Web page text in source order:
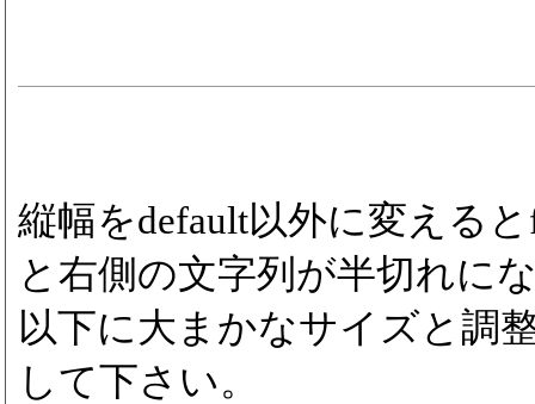
縦幅をdefault以外に変える
と右側の文字列が半切れに
以下に大まかなサイズと調
して下さい。